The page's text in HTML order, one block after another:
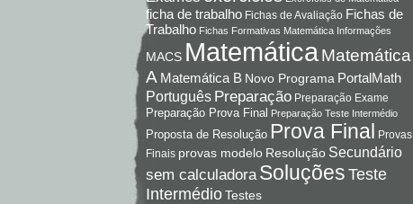
ficha de trabalho Fichas de Avaliação Fichas de
Trabalho Fichas Formativas Matemática Informações
MACS Matemática Matemática
A Matemática B Novo Programa PortalMath
Português Preparação Preparação Exame
Preparação Prova Final Preparação Teste Intermédio
Proposta de Resolução Prova Final Provas
Finais provas modelo Resolução Secundário
sem calculadora Soluções Teste
IntermédioTestes